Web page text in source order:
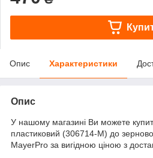
Опис Характеристики
Опис
У нашому магазині Ви можете
пластиковий (306714-M) до
MayerPro за вигідною ціною з